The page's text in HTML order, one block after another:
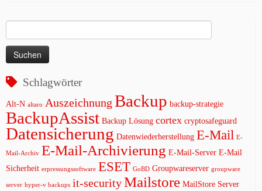
nach:
Schlagwörter
Alt-N altaro Auszeichnung Backup backup-strategie
BackupAssist Backup Lösung cortex cryptosafeguard
Datensicherung Datenwiederherstellung E-Mail E-
Mail-Archiv E-Mail-Archivierung E-Mail-Server E-Mail
Sicherheit erpressungssoftware ESET GoBD Groupwareserver groupware
server hyper-v backups it-securityMailstore MailStore Server